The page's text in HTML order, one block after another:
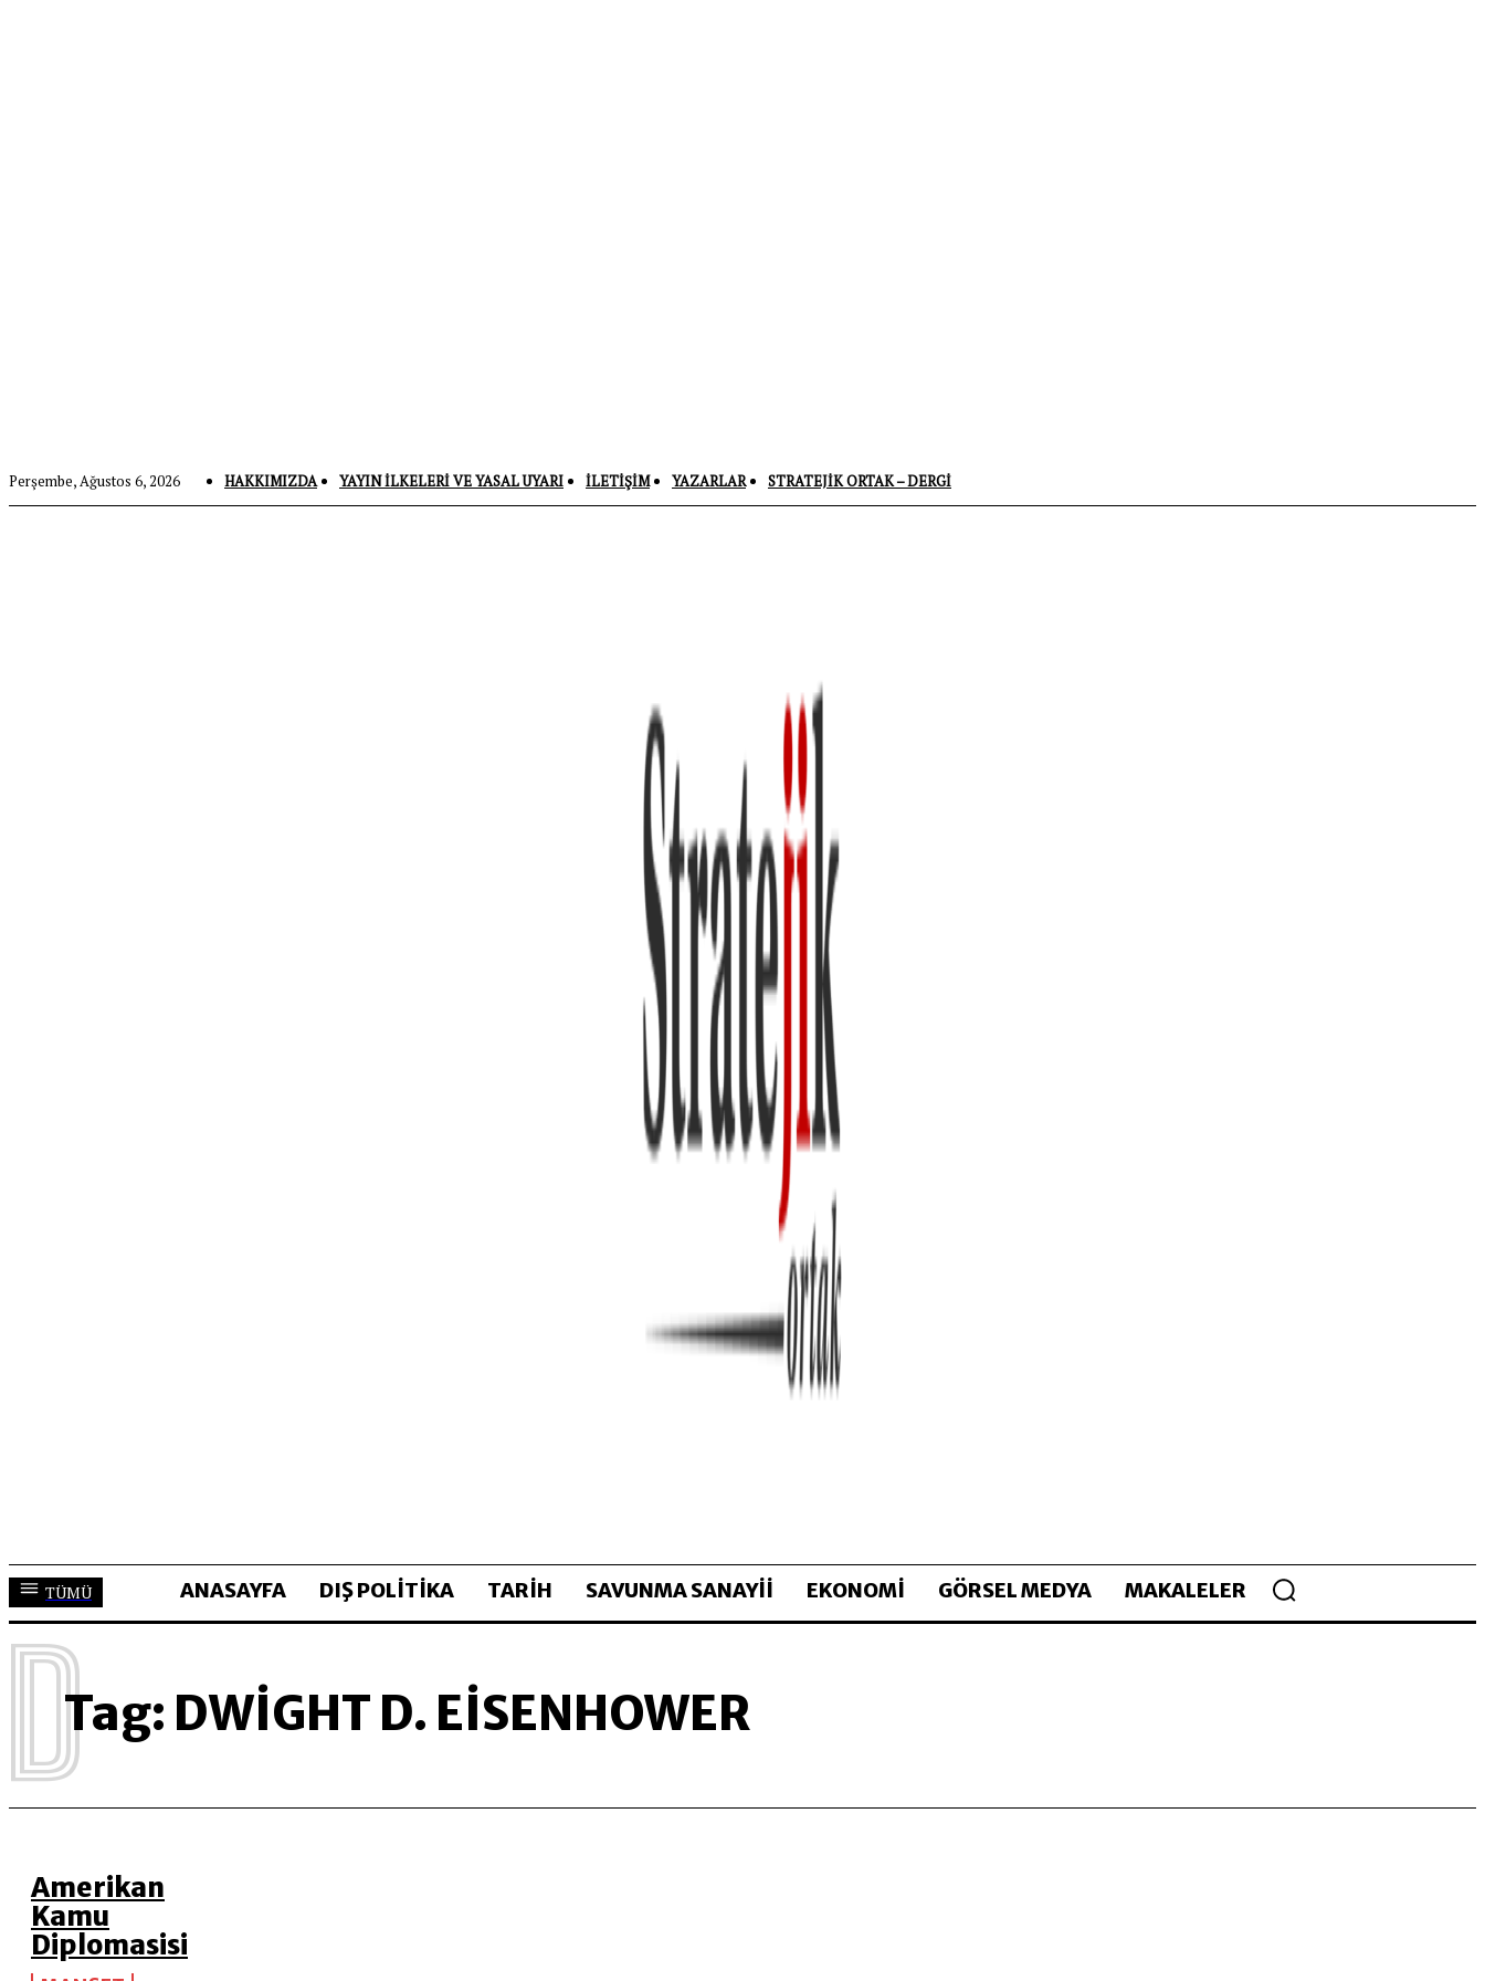
Perşembe, Ağustos 6, 2026 HAKKIMIZDA YAYIN İLKELERI VE YASAL UYARI İLETIŞIM YAZARLAR STRATEJIK ORTAK – DERGI
TÜMÜ ANASAYFA DIŞ POLİTİKA TARİH SAVUNMA SANAYİİ EKONOMİ GÖRSEL MEDYA MAKALELER
Tag: DWIGHT D. EISENHOWER
D
Amerikan
Kamu
Diplomasisi